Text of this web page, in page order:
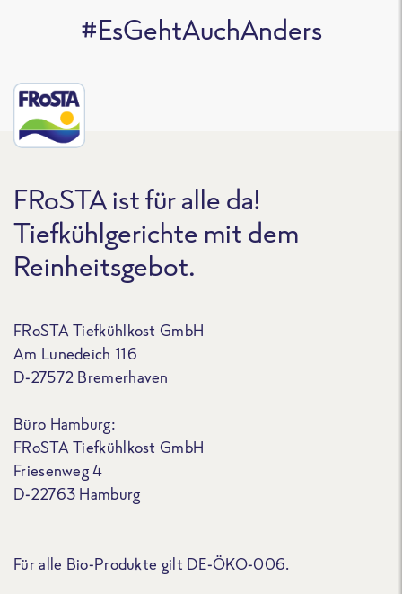
#EsGehtAuchAnders
FRoSTA ist für alle da!
Tiefkühlgerichte mit dem
Reinheitsgebot.
FRoSTA Tiefkühlkost GmbH
Am Lunedeich 116
D-27572 Bremerhaven
Büro Hamburg:
FRoSTA Tiefkühlkost GmbH
Friesenweg 4
D-22763 Hamburg
Für alle Bio-Produkte gilt DE-ÖKO-006.